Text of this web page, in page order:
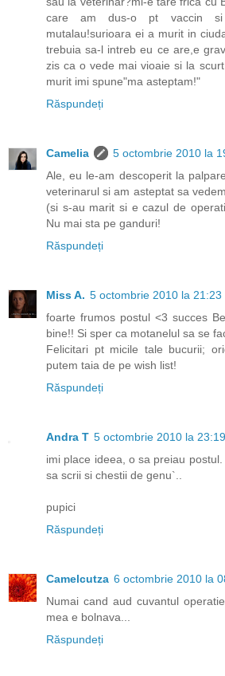
care am dus-o pt vaccin si
mutalau!surioara ei a murit in
trebuia sa-l intreb eu ce are,e
zis ca o vede mai vioaie si la
murit imi spune"ma asteptam!"
Răspundeți
Camelia
5 octombrie 2010 la
Ale, eu le-am descoperit la
veterinarul si am asteptat sa
(si s-au marit si e cazul de
Nu mai sta pe ganduri!
Răspundeți
Miss A. 5 octombrie 2010 la 21:23
foarte frumos postul <3 succes
bine!! Si sper ca motanelul sa se
Felicitari pt micile tale bucurii;
putem taia de pe wish list!
Răspundeți
Andra T 5 octombrie 2010 la 23:19
imi place ideea, o sa preiau
sa scrii si chestii de genu`..
pupici
Răspundeți
Camelcutza 6 octombrie 2010 la
Numai cand aud cuvantul
mea e bolnava...
Răspundeți